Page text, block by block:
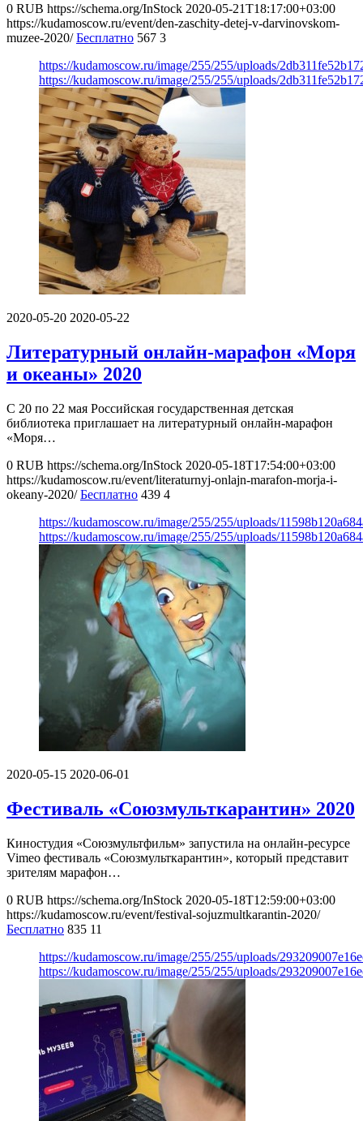
0 RUB https://schema.org/InStock 2020-05-21T18:17:00+03:00
https://kudamoscow.ru/event/den-zaschity-detej-v-darvinovskom-
muzee-2020/ Бесплатно 567 3
https://kudamoscow.ru/image/255/255/uploads/
https://kudamoscow.ru/image/255/255/uploads/
2020-05-20 2020-05-22
Литературный онлайн-марафон «Моря
и океаны» 2020
С 20 по 22 мая Российская государственная детская
библиотека приглашает на литературный онлайн-марафон
«Моря…
0 RUB https://schema.org/InStock 2020-05-18T17:54:00+03:00
https://kudamoscow.ru/event/literaturnyj-onlajn-marafon-morja-i-
okeany-2020/ Бесплатно 439 4
https://kudamoscow.ru/image/255/255/uploads/
https://kudamoscow.ru/image/255/255/uploads/
2020-05-15 2020-06-01
Фестиваль «Союзмульткарантин» 2020
Киностудия «Союзмультфильм» запустила на онлайн-ресурсе
Vimeo фестиваль «Союзмульткарантин», который представит
зрителям марафон…
0 RUB https://schema.org/InStock 2020-05-18T12:59:00+03:00
https://kudamoscow.ru/event/festival-sojuzmultkarantin-2020/
Бесплатно 835 11
https://kudamoscow.ru/image/255/255/uploads/
https://kudamoscow.ru/image/255/255/uploads/